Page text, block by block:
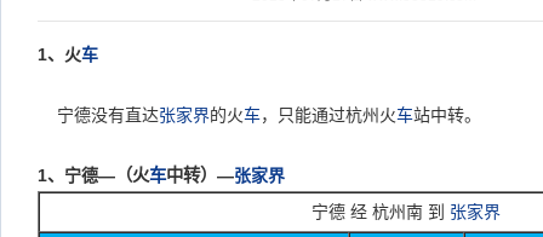
1、火车
宁德没有直达张家界的火车，只能通过杭州火车站中转。
1、宁德— （火车中转） —张家界
宁德 经 杭州南 到 张家界